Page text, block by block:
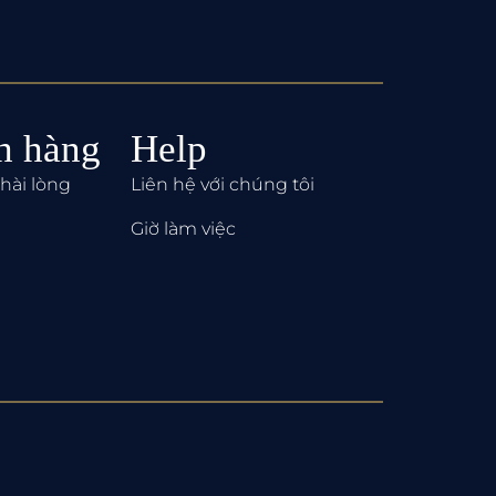
hàng
lòng
Help
Liên hệ với chúng tôi
Giờ làm việc